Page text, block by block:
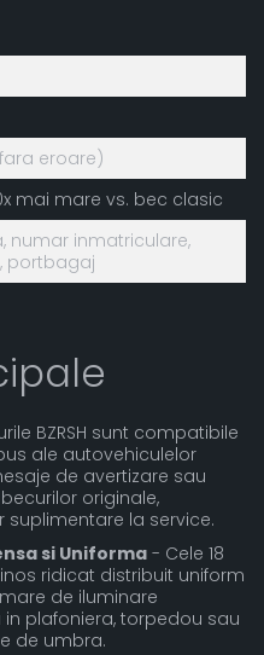
eroare)
mai mare vs. bec clasic
numar inmatriculare,
portbagaj
BZRSH sunt compatibile
ale autovehiculelor
de avertizare sau
originale,
la service.
si Uniforma - Cele 18
ridicat distribuit uniform
de iluminare
plafoniera, torpedou sau
de umbra.